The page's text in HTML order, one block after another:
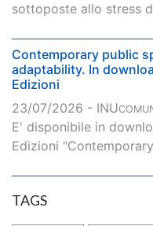
sottoposte allo stress
Contemporary public
adaptability. In
Edizioni
23/07/2026 - INU
E' disponibile in
Edizioni
TAGS